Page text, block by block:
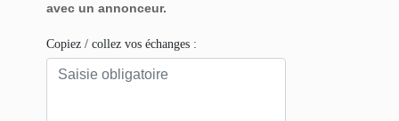
avec un annonceur.
Copiez / collez vos échanges :